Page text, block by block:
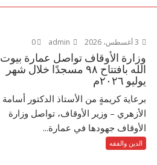
0
وزارة الأوقاف تواصل عمارة بيوت
الله بافتتاح ٩٨ مسجدًا خلال شهر
يوليو ٢٠٢٦م
برعاية كريمةٍ من الأستاذ الدكتور أسامة
الأزهري – وزير الأوقاف، تواصل وزارة
الأوقاف جهودها في عمارة...
الدين والفقه